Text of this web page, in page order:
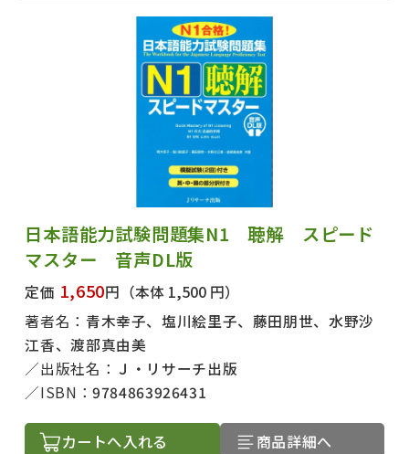
日本語能力試験問題集N1 聴解 スピード
マスター 音声DL版
定価 1,650円 （本体 1,500 円）
著者名： 青木幸子、塩川絵里子、藤田朋世、水野沙
江香、渡部真由美
出版社名： Ｊ・リサーチ出版
ISBN：9784863926431
カートへ入れる 商品詳細へ